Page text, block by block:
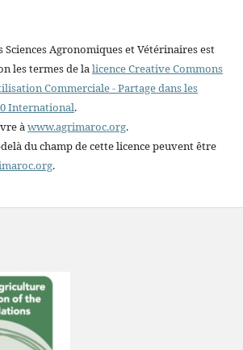
Sciences Agronomiques et Vétérinaires est
les termes de lalicence Creative Commons
Commerciale - Partage dans les
International.
àwww.agrimaroc.org.
du champ de cette licence peuvent être
.